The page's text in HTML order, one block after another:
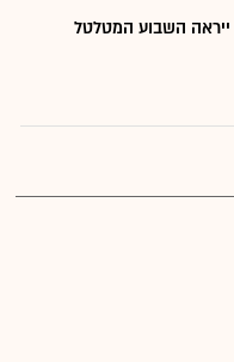
ייראה השבוע המטלטל